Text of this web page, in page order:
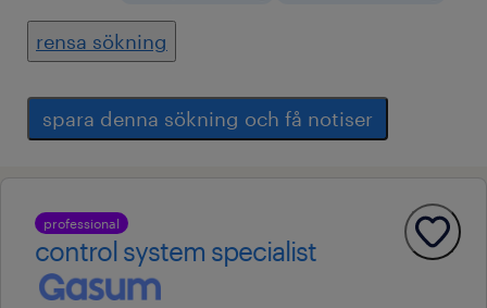
rensa sökning
spara denna sökning och få notiser
professional
control system specialist